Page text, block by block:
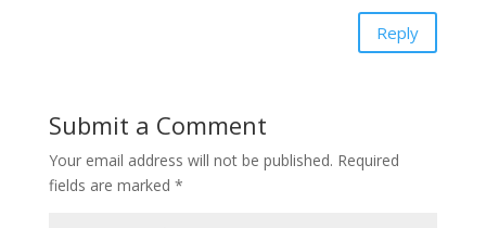
Reply
Submit a Comment
Your email address will not be published. Required
fields are marked *